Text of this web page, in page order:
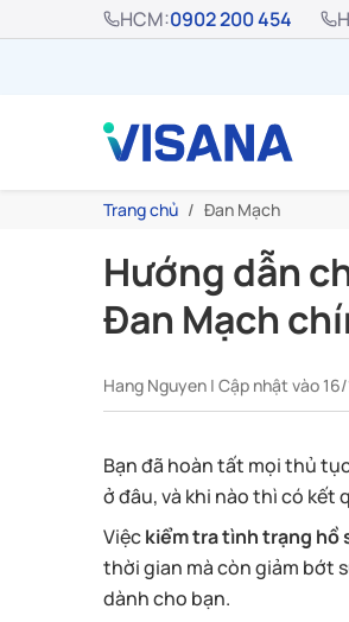
HCM:0902 200 454
Trang chủ Đan Mạch
Hướng dẫn
Đan Mạch
Hang Nguyen | Cập nhật vào
Bạn đã hoàn tất mọi thủ
ở đâu, và khi nào thì có kết
Việckiểm tra tình trạng hồ
thời gian mà còn giảm bớt
dành cho bạn.